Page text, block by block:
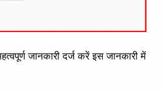
जानकारी दर्ज करें इस जानकारी में